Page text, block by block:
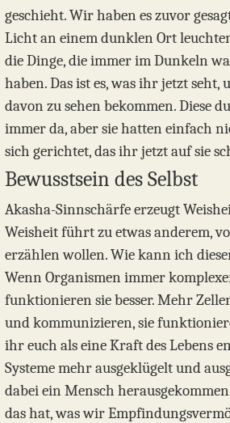
geschieht. Wir haben es zuvor
Licht an einem dunklen Ort
die Dinge, die immer im Dunkeln
haben. Das ist es, was ihr jetzt
davon zu sehen bekommen. Diese
immer da, aber sie hatten einfach
sich gerichtet, das ihr jetzt auf sie
Bewusstsein des Selbst
Akasha-Sinnschärfe erzeugt
Weisheit führt zu etwas anderem,
erzählen wollen. Wie kann ich
Wenn Organismen immer
funktionieren sie besser. Mehr
und kommunizieren, sie
ihr euch als eine Kraft des Lebens
Systeme mehr ausgeklügelt und
dabei ein Mensch
das hat, was wir